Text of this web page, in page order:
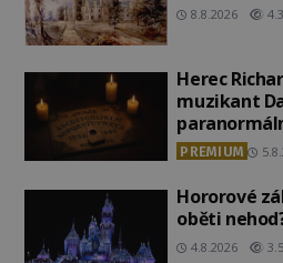
8.8.2026
Herec
muzikant
PREMIUM
Hororové
oběti
4.8.2026